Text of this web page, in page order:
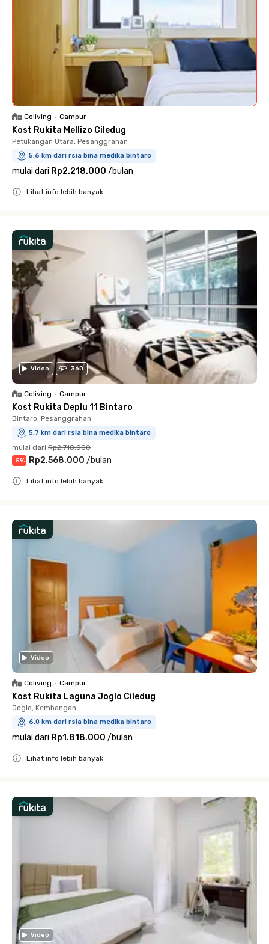
Coliving • Campur
Kost Rukita Mellizo Ciledug
Petukangan Utara, Pesanggrahan
5.6 km dari rsia bina medika bintaro
mulai dari Rp2.218.000 /bulan
Lihat info lebih banyak
Video 360
Coliving • Campur
Kost Rukita Deplu 11 Bintaro
Bintaro, Pesanggrahan
5.7 km dari rsia bina medika bintaro
mulai dari Rp2.718.000
-5% Rp2.568.000 /bulan
Lihat info lebih banyak
Video
Coliving • Campur
Kost Rukita Laguna Joglo Ciledug
Joglo, Kembangan
6.0 km dari rsia bina medika bintaro
mulai dari Rp1.818.000 /bulan
Lihat info lebih banyak
Video